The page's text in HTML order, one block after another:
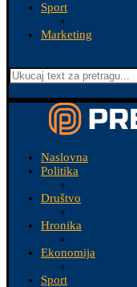
Sport
Marketing
Naslovna
Politika
Društvo
Hronika
Ekonomija
Sport